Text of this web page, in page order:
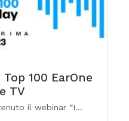
100 EarOne
TV
il webinar “I...